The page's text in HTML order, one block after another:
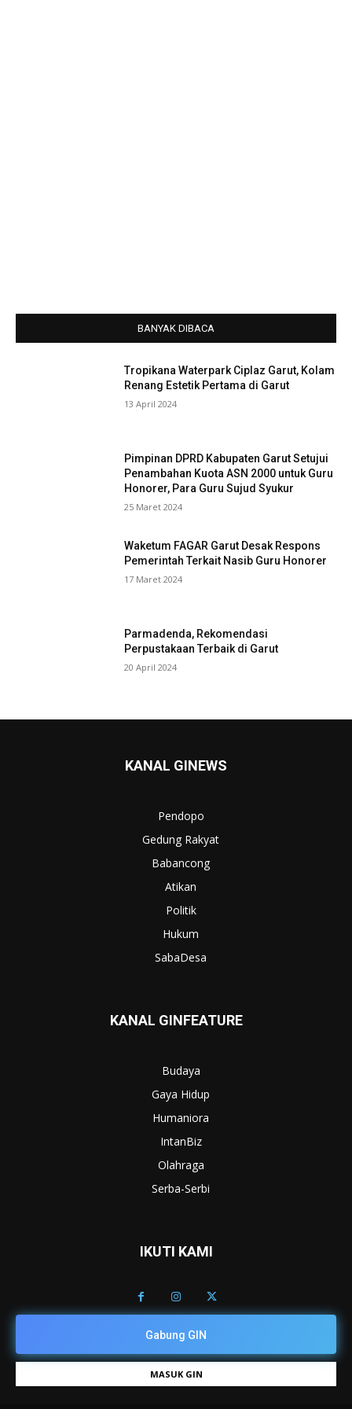
BANYAK DIBACA
Tropikana Waterpark Ciplaz Garut, Kolam
Renang Estetik Pertama di Garut
13 April 2024
Pimpinan DPRD Kabupaten Garut Setujui
Penambahan Kuota ASN 2000 untuk Guru
Honorer, Para Guru Sujud Syukur
25 Maret 2024
Waketum FAGAR Garut Desak Respons
Pemerintah Terkait Nasib Guru Honorer
17 Maret 2024
Parmadenda, Rekomendasi
Perpustakaan Terbaik di Garut
20 April 2024
KANAL GINEWS
Pendopo
Gedung Rakyat
Babancong
Atikan
Politik
Hukum
SabaDesa
KANAL GINFEATURE
Budaya
Gaya Hidup
Humaniora
IntanBiz
Olahraga
Serba-Serbi
IKUTI KAMI
Gabung GIN
MASUK GIN